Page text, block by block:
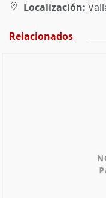
Localización:
Relacionados